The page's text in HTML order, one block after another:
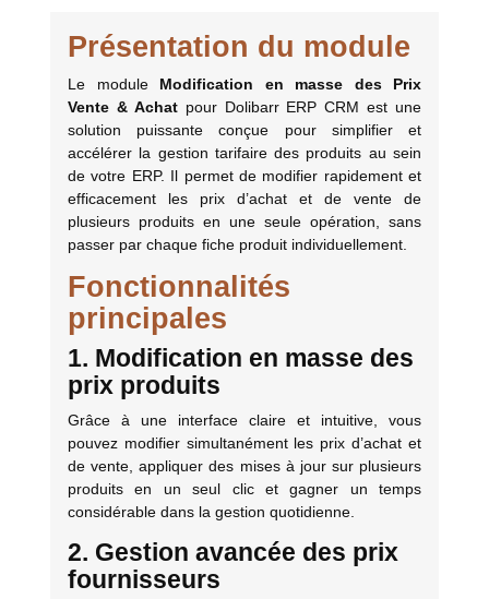
Présentation du module
Le module Modification en masse des Prix
Vente & Achatpour Dolibarr ERP CRM est une
solution puissante conçue pour simplifier et
accélérer la gestion tarifaire des produits au sein
de votre ERP. Il permet de modifier rapidement et
efficacement les prix d’achat et de vente de
plusieurs produits en une seule opération, sans
passer par chaque fiche produit individuellement.
Fonctionnalités
principales
1. Modification en masse des
prix produits
Grâce à une interface claire et intuitive, vous
pouvez modifier simultanément les prix d’achat et
de vente, appliquer des mises à jour sur plusieurs
produits en un seul clic et gagner un temps
considérable dans la gestion quotidienne.
2. Gestion avancée des prix
fournisseurs